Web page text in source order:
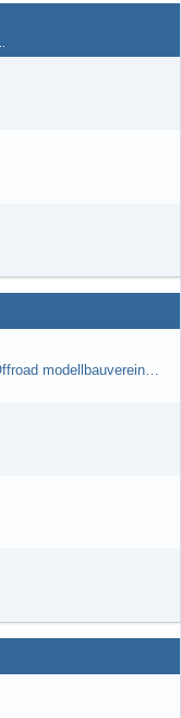
Gibt es noch in Raum Hannover RC Car Offroad modellbauvereine, habe selbst schon gegoogelt aber erfolglos